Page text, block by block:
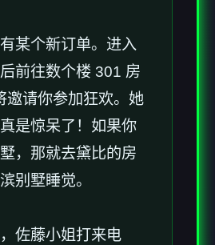
某个新订单。进入
前往数个楼 301 房
邀请你参加狂欢。她
是惊呆了！如果你
，那就去黛比的房
别墅睡觉。
佐藤小姐打来电